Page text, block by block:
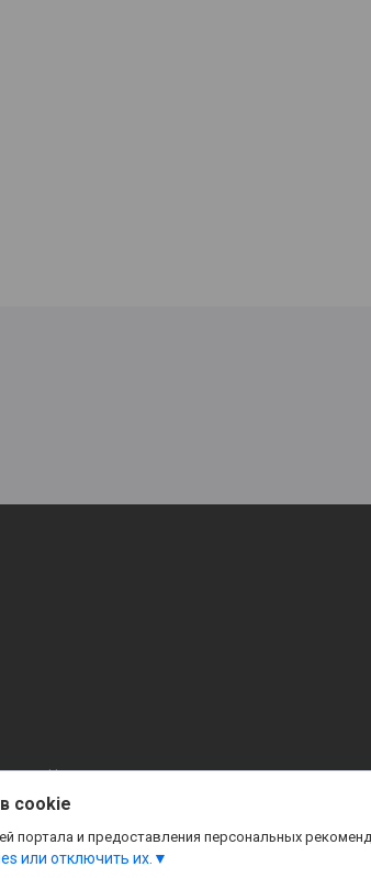
Deal.by
cookies
cookie
портала и предоставления персональных
или отключить их.
|
▼